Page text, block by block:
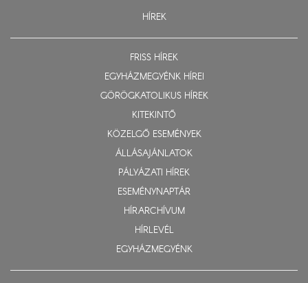
HÍREK
FRISS HÍREK
EGYHÁZMEGYÉNK HÍREI
GÖRÖGKATOLIKUS HÍREK
KITEKINTŐ
KÖZELGŐ ESEMÉNYEK
ÁLLÁSAJÁNLATOK
PÁLYÁZATI HÍREK
ESEMÉNYNAPTÁR
HÍRARCHÍVUM
HÍRLEVÉL
EGYHÁZMEGYÉNK